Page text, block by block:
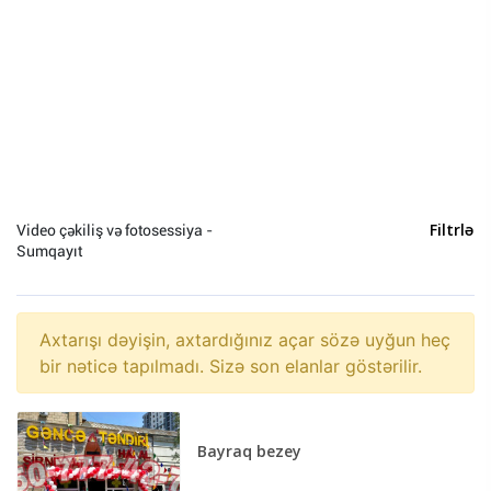
Reklam və dizayn (0)
Usta (0)
Tibbi masaj (0)
Bakı (2)
Video çəkiliş və fotosessiya -
Sumqayıt
Filtrlə
Axtarışı dəyişin, axtardığınız açar sözə uyğun heç
bir nəticə tapılmadı. Sizə son elanlar göstərilir.
Bayraq bezey